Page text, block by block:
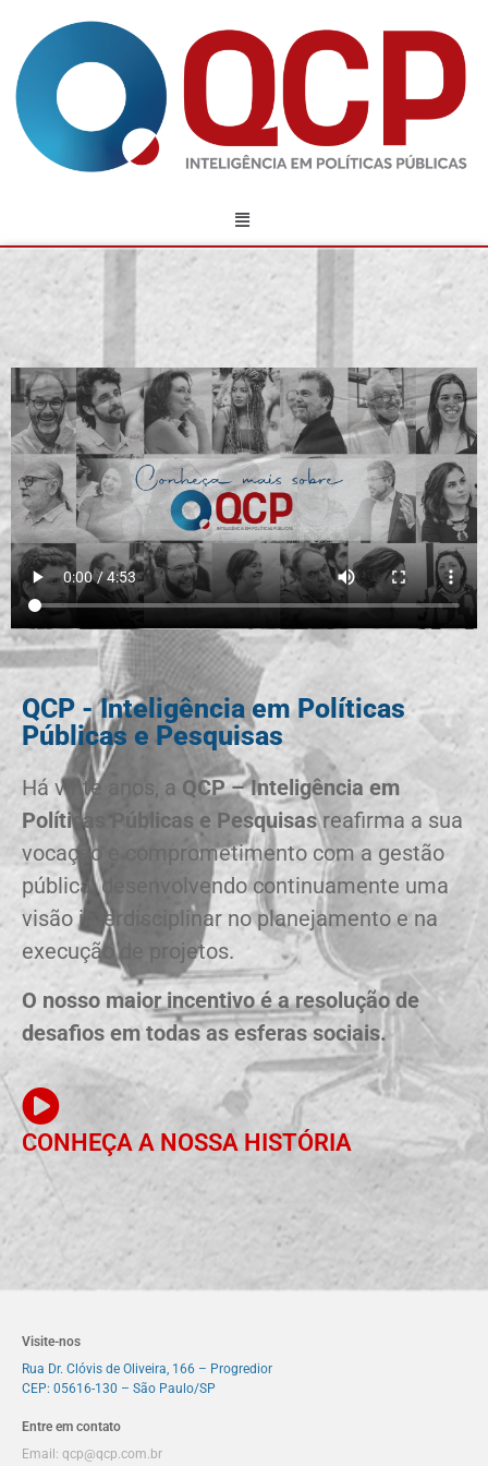
QCP - Inteligência em Políticas
Públicas e Pesquisas
Há vinte anos, a QCP – Inteligência em
Políticas Públicas e Pesquisasreafirma a sua
vocação e comprometimento com a gestão
pública, desenvolvendo continuamente uma
visão interdisciplinar no planejamento e na
execução de projetos.
O nosso maior incentivo é a resolução de
desafios em todas as esferas sociais.
CONHEÇA A NOSSA HISTÓRIA
Visite-nos
Rua Dr. Clóvis de Oliveira, 166 – Progredior
CEP: 05616-130 – São Paulo/SP
Entre em contato
Email: qcp@qcp.com.br